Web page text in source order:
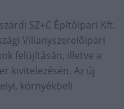
SZ+C Építőipari Kft.
Villanyszerelőipari
felújításán, illetve a
kivitelezésén. Az új
környékbeli